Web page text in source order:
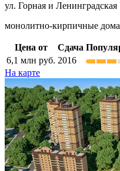
ул. Горная и Ленинградская
монолитно-кирпичные
Цена от Сдача
6,1 млн руб. 2016
На карте